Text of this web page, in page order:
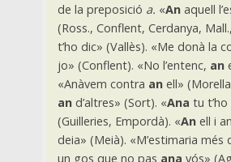
de la preposició a. «Anaquell
(Ross., Conflent, Cerdanya,
t’ho dic» (Vallès). «Me donà la
jo» (Conflent). «No l’entenc, an
«Anàvem contra anell»
and’altres» (Sort). «Ana tu
(Guilleries, Empordà). «Anell i
deia» (Meià). «M’estimaria més
un gos que no pas ana vós»